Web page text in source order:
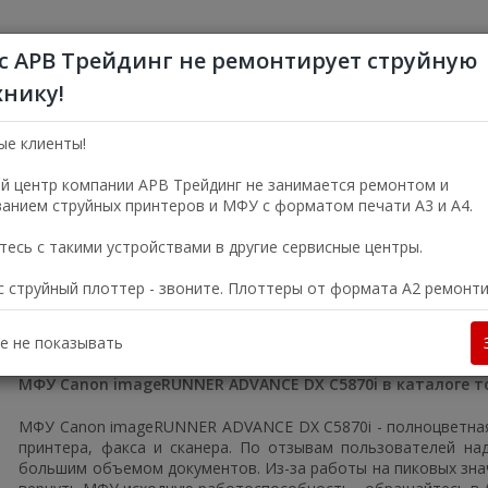
Пн—Пт 9:00—18:00
офисные МФУ МФУ Canon imageRUNNER ADVANCE DX
DX C5870i
МФУ Canon imageRUNNER ADVANCE DX C5870i в каталоге
МФУ Canon imageRUNNER ADVANCE DX C5870i -
принтера, факса и сканера. По отзывам пользователей
большим объемом документов. Из-за работы на пиковых
АРВ Трейдинг не ремонтирует струйную
клиенты!
центр компании АРВ Трейдинг не занимается ремонтом и
струйных принтеров и МФУ с форматом печати А3 и А4.
с такими устройствами в другие сервисные центры.
струйный плоттер - звоните. Плоттеры от формата А2
не показывать